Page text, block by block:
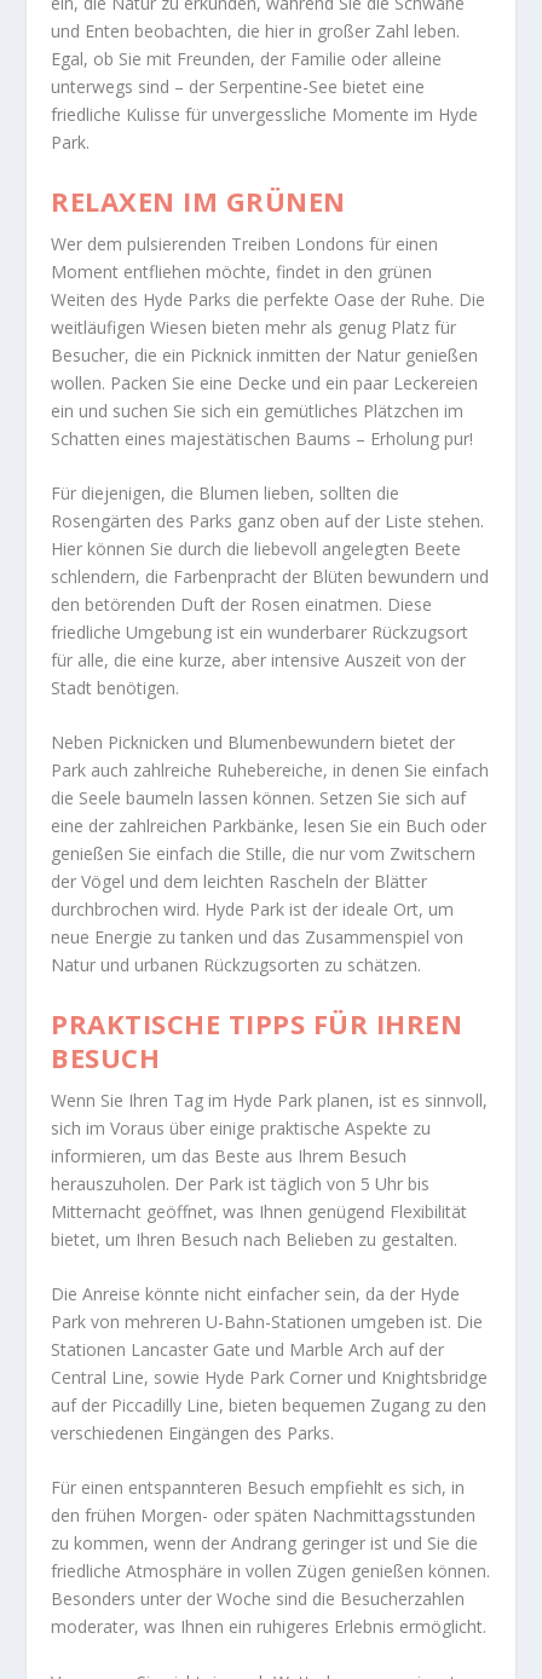
und Enten beobachten, die hier in großer Zahl leben.
Egal, ob Sie mit Freunden, der Familie oder alleine
unterwegs sind – der Serpentine-See bietet eine
friedliche Kulisse für unvergessliche Momente im Hyde
Park.
RELAXEN IM GRÜNEN
Wer dem pulsierenden Treiben Londons für einen
Moment entfliehen möchte, findet in den grünen
Weiten des Hyde Parks die perfekte Oase der Ruhe. Die
weitläufigen Wiesen bieten mehr als genug Platz für
Besucher, die ein Picknick inmitten der Natur genießen
wollen. Packen Sie eine Decke und ein paar Leckereien
ein und suchen Sie sich ein gemütliches Plätzchen im
Schatten eines majestätischen Baums – Erholung pur!
Für diejenigen, die Blumen lieben, sollten die
Rosengärten des Parks ganz oben auf der Liste stehen.
Hier können Sie durch die liebevoll angelegten Beete
schlendern, die Farbenpracht der Blüten bewundern und
den betörenden Duft der Rosen einatmen. Diese
friedliche Umgebung ist ein wunderbarer Rückzugsort
für alle, die eine kurze, aber intensive Auszeit von der
Stadt benötigen.
Neben Picknicken und Blumenbewundern bietet der
Park auch zahlreiche Ruhebereiche, in denen Sie einfach
die Seele baumeln lassen können. Setzen Sie sich auf
eine der zahlreichen Parkbänke, lesen Sie ein Buch oder
genießen Sie einfach die Stille, die nur vom Zwitschern
der Vögel und dem leichten Rascheln der Blätter
durchbrochen wird. Hyde Park ist der ideale Ort, um
neue Energie zu tanken und das Zusammenspiel von
Natur und urbanen Rückzugsorten zu schätzen.
PRAKTISCHE TIPPS FÜR IHREN
BESUCH
Wenn Sie Ihren Tag im Hyde Park planen, ist es sinnvoll,
sich im Voraus über einige praktische Aspekte zu
informieren, um das Beste aus Ihrem Besuch
herauszuholen. Der Park ist täglich von 5 Uhr bis
Mitternacht geöffnet, was Ihnen genügend Flexibilität
bietet, um Ihren Besuch nach Belieben zu gestalten.
Die Anreise könnte nicht einfacher sein, da der Hyde
Park von mehreren U-Bahn-Stationen umgeben ist. Die
Stationen Lancaster Gate und Marble Arch auf der
Central Line, sowie Hyde Park Corner und Knightsbridge
auf der Piccadilly Line, bieten bequemen Zugang zu den
verschiedenen Eingängen des Parks.
Für einen entspannteren Besuch empfiehlt es sich, in
den frühen Morgen- oder späten Nachmittagsstunden
zu kommen, wenn der Andrang geringer ist und Sie die
friedliche Atmosphäre in vollen Zügen genießen können.
Besonders unter der Woche sind die Besucherzahlen
moderater, was Ihnen ein ruhigeres Erlebnis ermöglicht.